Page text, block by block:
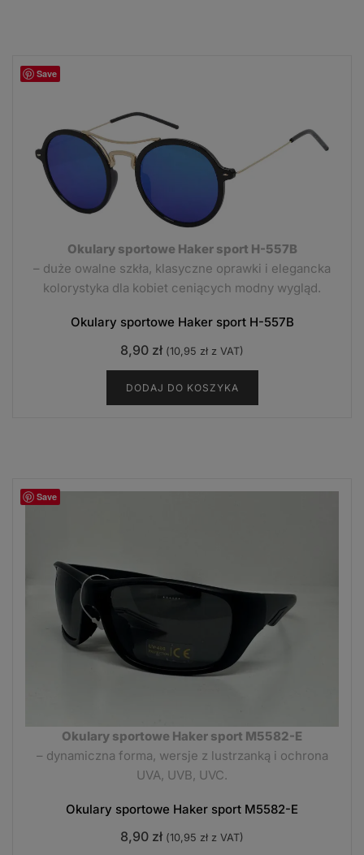
Save
Okulary sportowe Haker sport H-557B
– duże owalne szkła, klasyczne oprawki i elegancka
kolorystyka dla kobiet ceniących modny wygląd.
Okulary sportowe Haker sport H-557B
8,90 zł (10,95 zł z VAT)
DODAJ DO KOSZYKA
Save
Okulary sportowe Haker sport M5582-E
– dynamiczna forma, wersje z lustrzanką i ochrona
UVA, UVB, UVC.
Okulary sportowe Haker sport M5582-E
8,90 zł (10,95 zł z VAT)